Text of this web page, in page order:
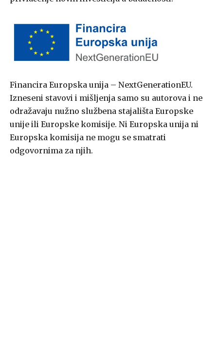
Financira Europska unija – NextGenerationEU.
Izneseni stavovi i mišljenja samo su autorova i ne
odražavaju nužno službena stajališta Europske
unije ili Europske komisije. Ni Europska unija ni
Europska komisija ne mogu se smatrati
odgovornima za njih.